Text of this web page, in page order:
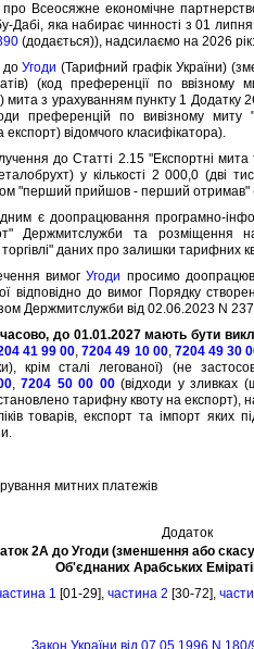
про Всеосяжне економiчне
Дабi, яка набирає чинностi з 01
(додається)), надсилаємо на 2026 рiк:
доУгоди (Тарифний графiк України)
(код преференцiї по ввiзному
мита з урахуванням пункту 1
преференцiй по вивiзному миту
вiдомчого класифiкатора).
до Статтi 2.15 "Експортнi
у кiлькостi 2 000,0 (двi
"перший прийшов - перший
є доопрацювання програмно-
Держмитслужби та розмiщення
даних про залишки тарифних
вимогУгоди просимо
вiдповiдно до вимог Порядку
Держмитслужби вiд 02.06.2023 N
до 01.01.2027 мають бути
41 99 00,7204 49 10 00, 7204 49 30
крiм сталi легованої) (не
,7204 50 00 00(вiдходи у зливках
тарифну квоту на експорт),
товарiв, експорт та iмпорт яких
митних платежiв
Додаток
2А до Угоди (зменшення або
Об'єднаних Арабських
1 [01-29], частина 2 [30-72],
Закон України вiд 07.05.1996 N